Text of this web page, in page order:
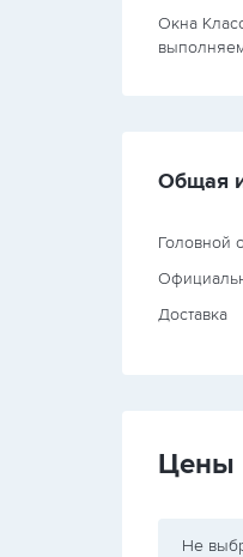
Окна
Общая
Головной
Доставка
Цены
Не